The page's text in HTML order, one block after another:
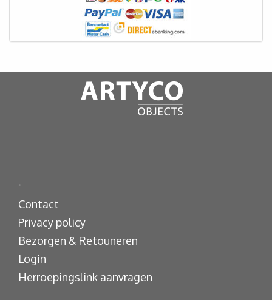
.
Contact
Privacy policy
Bezorgen & Retouneren
Login
Herroepingslink aanvragen